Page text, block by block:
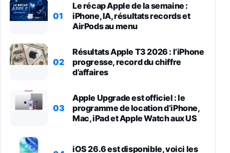
01
Le récap Apple de la semaine :
iPhone, IA, résultats records et
AirPods au menu
02
Résultats Apple T3 2026 : l’iPhone
progresse, record du chiffre
d’affaires
03
Apple Upgrade est officiel : le
programme de location d’iPhone,
Mac, iPad et Apple Watch aux US
iOS 26.6 est disponible, voici les